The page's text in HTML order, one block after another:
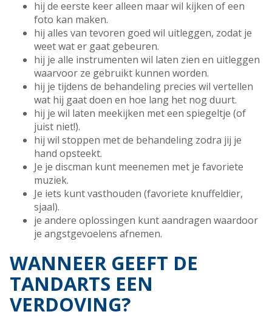
hij de eerste keer alleen maar wil kijken of een
foto kan maken.
hij alles van tevoren goed wil uitleggen, zodat je
weet wat er gaat gebeuren.
hij je alle instrumenten wil laten zien en uitleggen
waarvoor ze gebruikt kunnen worden.
hij je tijdens de behandeling precies wil vertellen
wat hij gaat doen en hoe lang het nog duurt.
hij je wil laten meekijken met een spiegeltje (of
juist niet!).
hij wil stoppen met de behandeling zodra jij je
hand opsteekt.
Je je discman kunt meenemen met je favoriete
muziek.
Je iets kunt vasthouden (favoriete knuffeldier,
sjaal).
je andere oplossingen kunt aandragen waardoor
je angstgevoelens afnemen.
WANNEER GEEFT DE
TANDARTS EEN
VERDOVING?